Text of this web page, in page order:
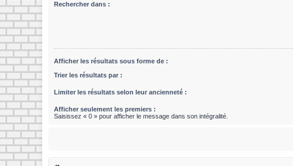
Rechercher dans :
Afficher les résultats sous forme de :
Trier les résultats par :
Limiter les résultats selon leur ancienneté :
Afficher seulement les premiers :
Saisissez « 0 » pour afficher le message dans son intégralité.